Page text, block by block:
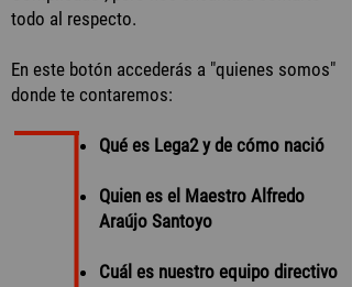
todo al respecto.
En este botón accederás a "quienes somos"
donde te contaremos:
Qué es Lega2 y de cómo nació
Quien es el Maestro Alfredo
Araújo Santoyo
Cuál es nuestro equipo directivo